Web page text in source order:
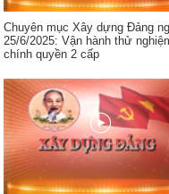
Chuyên mục Xây dựng Đảng
25/6/2025: Vận hành thử
chính quyền 2 cấp